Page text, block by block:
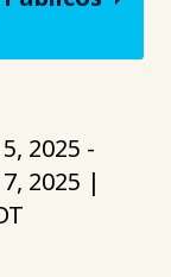
2025 -
2025 |